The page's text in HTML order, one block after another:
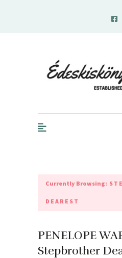
Currently Browsing:
DEAREST
PENELOPE
Stepbrother